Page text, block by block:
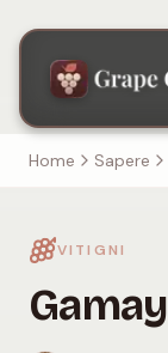
Home Sapere
VITIGNI
Gamay